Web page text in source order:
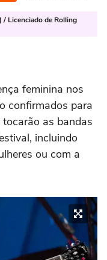
/ Licenciado de Rolling
feminina nos
confirmados para
as bandas
incluindo
ou com a